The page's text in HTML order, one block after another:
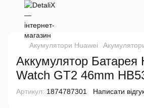
Акумулятори Huawei
Аккумулятор Батарея
Watch GT2 46mm
Артикул: 1874787301 Написати